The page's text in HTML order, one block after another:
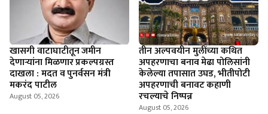
खासगी वाटाघाटीतून जमीन
देणाऱ्यांना मिळणार प्रकल्पग्रस्त
दाखला : मदत व पुनर्वसन मंत्री
मकरंद पाटील
August 05, 2026
तीन अल्पवयीन मुलींच्या कथित
अपहरणाचा बनाव मेढा पोलिसांनी
केलेल्या तपासात उघड, भीतीपोटी
अपहरणाची बनावट कहाणी
रचल्याचे निष्पन्न
August 05, 2026